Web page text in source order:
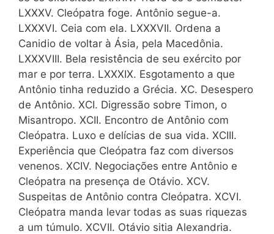
LXXXV. Cleópatra foge. Antônio segue-a.
LXXXVI. Ceia com ela. LXXXVII. Ordena a
Canidio de voltar à Ásia, pela Macedônia.
LXXXVIII. Bela resistência de seu exército por
mar e por terra. LXXXIX. Esgotamento a que
Antônio tinha reduzido a Grécia. XC. Desespero
de Antônio. XCI. Digressão sobre Timon, o
Misantropo. XCII. Encontro de Antônio com
Cleópatra. Luxo e delícias de sua vida. XCIII.
Experiência que Cleópatra faz com diversos
venenos. XCIV. Negociações entre Antônio e
Cleópatra na presença de Otávio. XCV.
Suspeitas de Antônio contra Cleópatra. XCVI.
Cleópatra manda levar todas as suas riquezas
a um túmulo. XCVII. Otávio sitia Alexandria.